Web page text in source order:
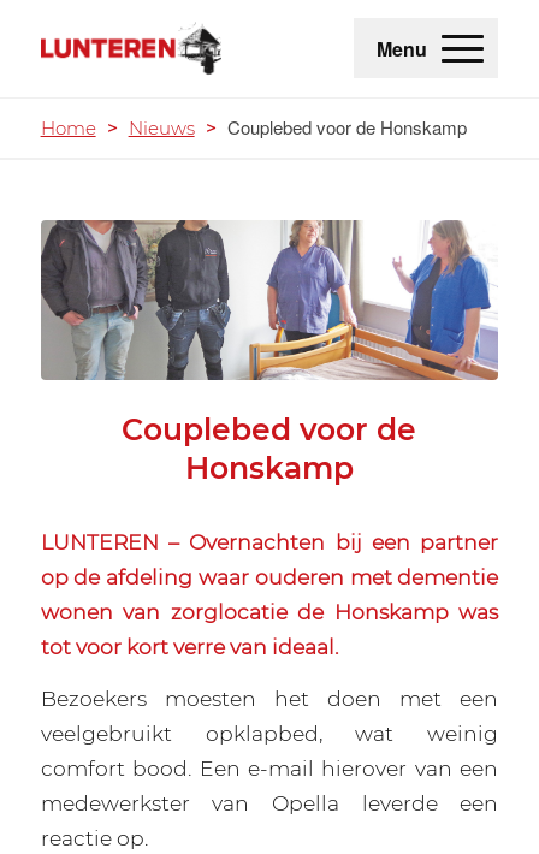
Menu
Home > Nieuws > Couplebed voor de Honskamp
Couplebed voor de
Honskamp
LUNTEREN – Overnachten bij een partner
op de afdeling waar ouderen met dementie
wonen van zorglocatie de Honskamp was
tot voor kort verre van ideaal.
Bezoekers moesten het doen met een
veelgebruikt opklapbed, wat weinig
comfort bood. Een e-mail hierover van een
medewerkster van Opella leverde een
reactie op.